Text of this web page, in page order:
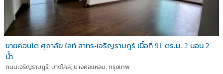
ขายคอนโด ศุภาลัย ไลท์ สาทร-เจริญราษฎร์ เนื้อที่ 91 ตร.ม. 2 นอน 2
น้ำ
ถนนเจริญราษฎร์, บางโคล่, บางคอแหลม, กรุงเทพ